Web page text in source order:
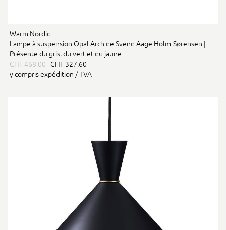
Warm Nordic
Lampe à suspension Opal Arch de Svend Aage Holm-Sørensen |
Présente du gris, du vert et du jaune
CHF 468.00 CHF 327.60
y compris expédition / TVA